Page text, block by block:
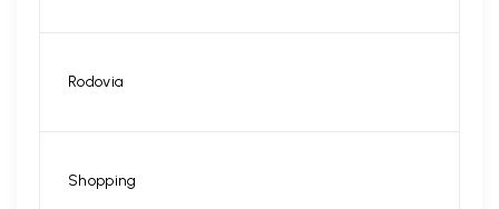
Rodovia
Shopping